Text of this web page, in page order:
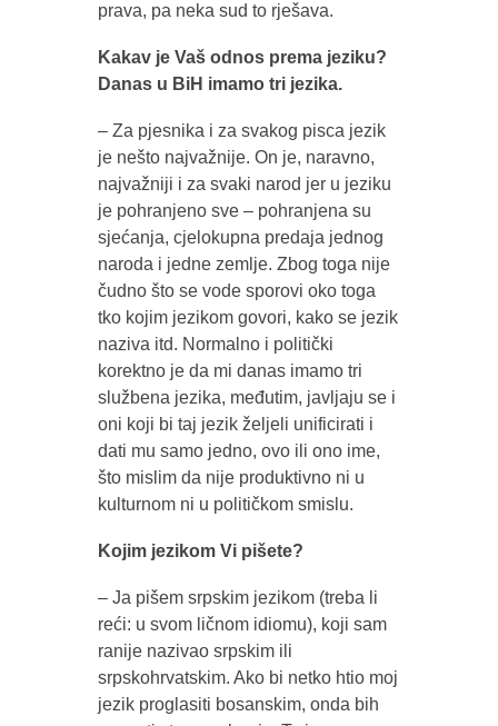
prava, pa neka sud to rješava.
Kakav je Vaš odnos prema jeziku?
Danas u BiH imamo tri jezika.
– Za pjesnika i za svakog pisca jezik
je nešto najvažnije. On je, naravno,
najvažniji i za svaki narod jer u jeziku
je pohranjeno sve – pohranjena su
sjećanja, cjelokupna predaja jednog
naroda i jedne zemlje. Zbog toga nije
čudno što se vode sporovi oko toga
tko kojim jezikom govori, kako se jezik
naziva itd. Normalno i politički
korektno je da mi danas imamo tri
službena jezika, međutim, javljaju se i
oni koji bi taj jezik željeli unificirati i
dati mu samo jedno, ovo ili ono ime,
što mislim da nije produktivno ni u
kulturnom ni u političkom smislu.
Kojim jezikom Vi pišete?
– Ja pišem srpskim jezikom (treba li
reći: u svom ličnom idiomu), koji sam
ranije nazivao srpskim ili
srpskohrvatskim. Ako bi netko htio moj
jezik proglasiti bosanskim, onda bih